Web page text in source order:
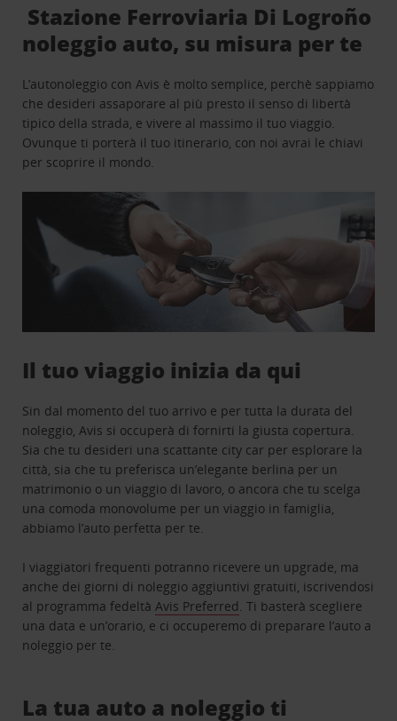
Stazione Ferroviaria Di Logroño
noleggio auto, su misura per te
L’autonoleggio con Avis è molto semplice, perchè sappiamo
che desideri assaporare al più presto il senso di libertà
tipico della strada, e vivere al massimo il tuo viaggio.
Ovunque ti porterà il tuo itinerario, con noi avrai le chiavi
per scoprire il mondo.
Il tuo viaggio inizia da qui
Sin dal momento del tuo arrivo e per tutta la durata del
noleggio, Avis si occuperà di fornirti la giusta copertura.
Sia che tu desideri una scattante city car per esplorare la
città, sia che tu preferisca un’elegante berlina per un
matrimonio o un viaggio di lavoro, o ancora che tu scelga
una comoda monovolume per un viaggio in famiglia,
abbiamo l’auto perfetta per te.
I viaggiatori frequenti potranno ricevere un upgrade, ma
anche dei giorni di noleggio aggiuntivi gratuiti, iscrivendosi
al programma fedeltàAvis Preferred. Ti basterà scegliere
una data e un’orario, e ci occuperemo di preparare l’auto a
noleggio per te.
La tua auto a noleggio ti